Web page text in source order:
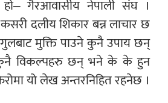
गैरआवासीय नेपाली संघ ।
दलीय शिकार बन्न लाचार छ
मुक्ति पाउने कुनै उपाय छन्
विकल्पहरु छन् भने के के हुन
यो लेख अन्तरनिहित रहनेछ ।